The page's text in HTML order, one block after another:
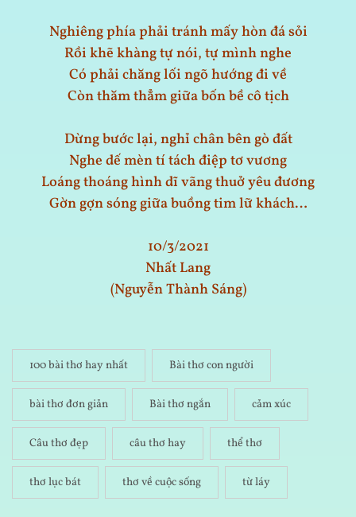
Nghiêng phía phải tránh mấy hòn đá sỏi
Rồi khẽ khàng tự nói, tự mình nghe
Có phải chăng lối ngõ hướng đi về
Còn thăm thẳm giữa bốn bề cô tịch
Dừng bước lại, nghỉ chân bên gò đất
Nghe dế mèn tí tách điệp tơ vương
Loáng thoáng hình dĩ vãng thuở yêu đương
Gờn gợn sóng giữa buồng tim lữ khách…
10/3/2021
Nhất Lang
(Nguyễn Thành Sáng)
100 bài thơ hay nhất Bài thơ con người
bài thơ đơn giản Bài thơ ngắn cảm xúc
Câu thơ đẹp câu thơ hay thể thơ
thơ lục bát thơ về cuộc sống từ láy